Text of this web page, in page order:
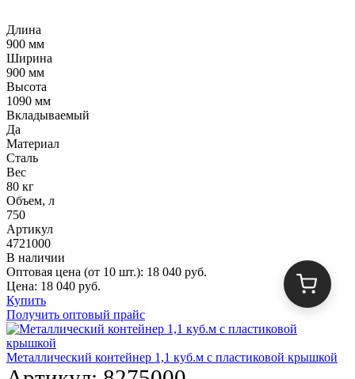
Длина
900 мм
Ширина
900 мм
Высота
1090 мм
Вкладываемый
Да
Материал
Сталь
Вес
80 кг
Объем, л
750
Артикул
4721000
В наличии
Оптовая цена (от 10 шт.): 18 040 руб.
Цена: 18 040 руб.
Купить
Получить оптовый прайс
Металлический контейнер 1,1 куб.м с пластиковой крышкой